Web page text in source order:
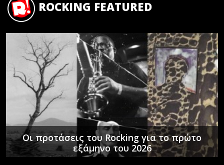
ROCKING FEATURED
Οι προτάσεις του Rocking για το πρώτο
εξάμηνο του 2026